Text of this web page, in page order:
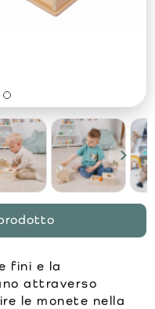
fini e la
attraverso
le monete nella